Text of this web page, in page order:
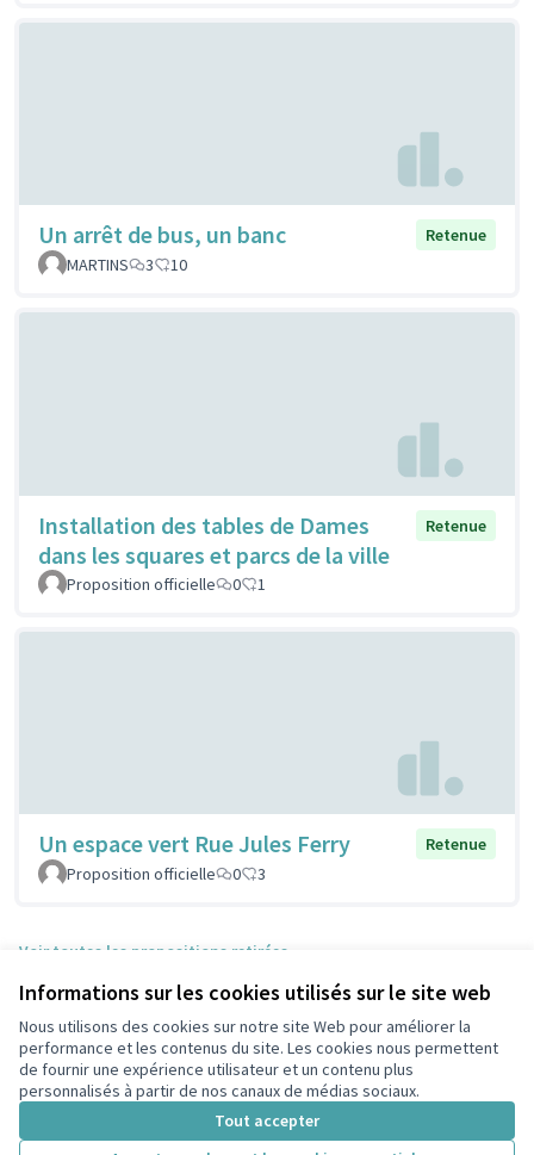
Informations sur les cookies utilisés sur le site web
Nous utilisons des cookies sur notre site Web pour améliorer la
performance et les contenus du site. Les cookies nous permettent
de fournir une expérience utilisateur et un contenu plus
personnalisés à partir de nos canaux de médias sociaux.
Tout accepter
Un arrêt de bus, un banc
Retenue
MARTINS
3 10
Installation des tables de Dames
dans les squares et parcs de la ville
Retenue
Proposition officielle 0 1
Un espace vert Rue Jules Ferry
Retenue
Proposition officielle
0 3
Voir toutes les propositions retirées
Conditions d'utilisation
Paramètres des cookies
participons.colombes.fr sur Facebook
(Lien externe)